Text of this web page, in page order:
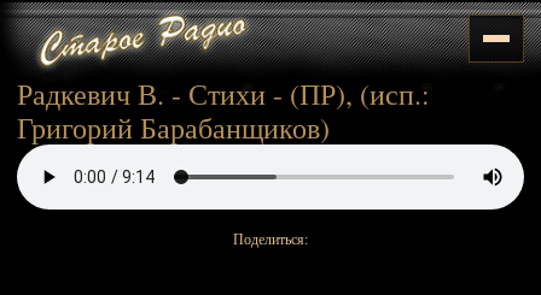
Радкевич В. - Стихи - (ПР), (исп.:
Григорий Барабанщиков)
Поделиться: